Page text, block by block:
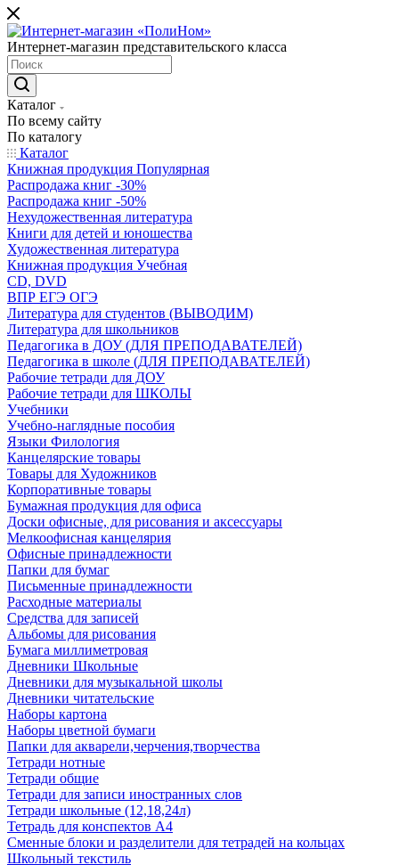
Интернет-магазин представительского класса
Каталог
По всему сайту
По каталогу
Каталог
Книжная продукция Популярная
Распродажа книг -30%
Распродажа книг -50%
Нехудожественная литература
Книги для детей и юношества
Художественная литература
Книжная продукция Учебная
CD, DVD
ВПР ЕГЭ ОГЭ
Литература для студентов (ВЫВОДИМ)
Литература для школьников
Педагогика в ДОУ (ДЛЯ ПРЕПОДАВАТЕЛЕЙ)
Педагогика в школе (ДЛЯ ПРЕПОДАВАТЕЛЕЙ)
Рабочие тетради для ДОУ
Рабочие тетради для ШКОЛЫ
Учебники
Учебно-наглядные пособия
Языки Филология
Канцелярские товары
Товары для Художников
Корпоративные товары
Бумажная продукция для офиса
Доски офисные, для рисования и аксессуары
Мелкоофисная канцелярия
Офисные принадлежности
Папки для бумаг
Письменные принадлежности
Расходные материалы
Средства для записей
Альбомы для рисования
Бумага миллиметровая
Дневники Школьные
Дневники для музыкальной школы
Дневники читательские
Наборы картона
Наборы цветной бумаги
Папки для акварели,черчения,творчества
Тетради нотные
Тетради общие
Тетради для записи иностранных слов
Тетради школьные (12,18,24л)
Тетрадь для конспектов А4
Сменные блоки и разделители для тетрадей на кольцах
Школьный текстиль